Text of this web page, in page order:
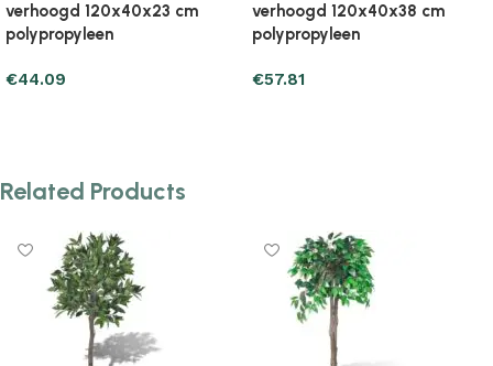
verhoogd 120x40x38 cm
polypropyleen
€50.95
verhoogd 120x40x71 cm
polypropyleen
€78.39
Related Products